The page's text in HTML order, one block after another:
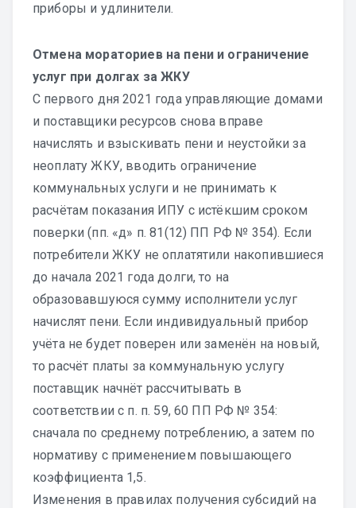
приборы и удлинители.
Отмена мораториев на пени и ограничение
услуг при долгах за ЖКУ
С первого дня 2021 года управляющие домами
и поставщики ресурсов снова вправе
начислять и взыскивать пени и неустойки за
неоплату ЖКУ, вводить ограничение
коммунальных услуги и не принимать к
расчётам показания ИПУ с истёкшим сроком
поверки (пп. «д» п. 81(12) ПП РФ № 354). Если
потребители ЖКУ не оплатятили накопившиеся
до начала 2021 года долги, то на
образовавшуюся сумму исполнители услуг
начислят пени. Если индивидуальный прибор
учёта не будет поверен или заменён на новый,
то расчёт платы за коммунальную услугу
поставщик начнёт рассчитывать в
соответствии с п. п. 59, 60 ПП РФ № 354:
сначала по среднему потреблению, а затем по
нормативу с применением повышающего
коэффициента 1,5.
Изменения в правилах получения субсидий на